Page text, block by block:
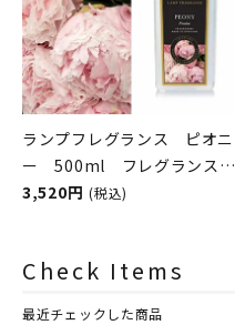
ランプフレグランス ピオニ
ー 500ml フレグランスラ
ンプ用オイル
3,520円 (税込)
Check Items
最近チェックした商品